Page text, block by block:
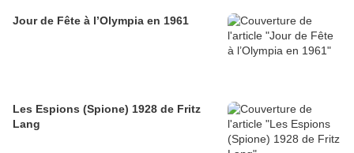
Jour de Fête à l’Olympia en 1961
Les Espions (Spione) 1928 de Fritz
Lang